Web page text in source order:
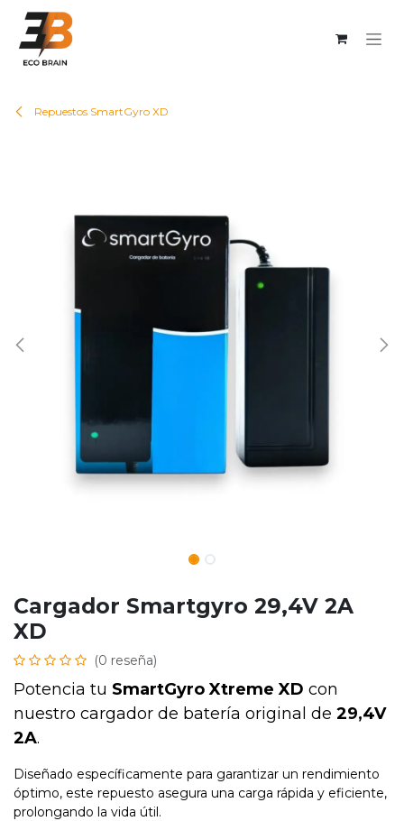
Repuestos SmartGyro XD
Cargador Smartgyro 29,4V 2A
XD
(0 reseña)
Potencia tu SmartGyro Xtreme XD con
nuestro cargador de batería original de 29,4V
2A.
Diseñado específicamente para garantizar un rendimiento
óptimo, este repuesto asegura una carga rápida y eficiente,
prolongando la vida útil.